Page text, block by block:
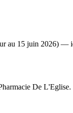
au 15 juin 2026) —
De